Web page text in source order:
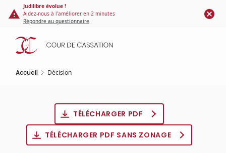
Panneau de gestion des cookies
contenu
principal
Judilibre évolue !
Aidez-nous à l'améliorer en 2 minutes
Répondre au questionnaire
Accueil Décision
TÉLÉCHARGER PDF
TÉLÉCHARGER PDF SANS ZONAGE